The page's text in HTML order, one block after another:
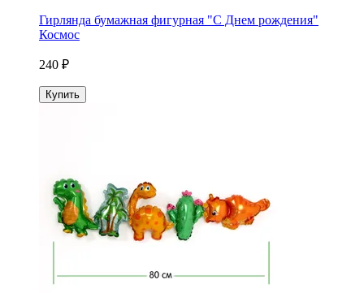
Гирлянда бумажная фигурная "С Днем рождения"
Космос
240 ₽
Купить